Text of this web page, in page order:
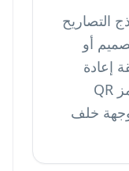
التصاريح
أو
إعادة
التوجيه الديناميكية على ثبات رمز QR
خلف